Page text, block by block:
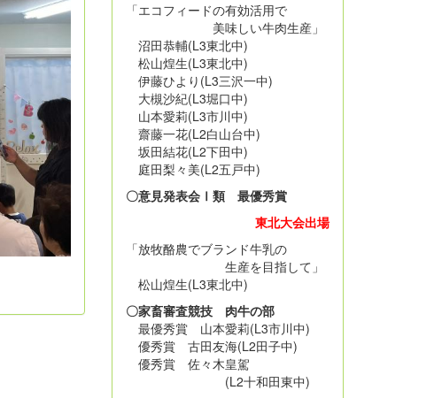
「エコフィードの有効活用で
美味しい牛肉生産」
沼田恭輔(L3東北中)
松山煌生(L3東北中)
伊藤ひより(L3三沢一中)
大槻沙紀(L3堀口中)
山本愛莉(L3市川中)
齋藤一花(L2白山台中)
坂田結花(L2下田中)
庭田梨々美(L2五戸中)
〇意見発表会Ⅰ類 最優秀賞
東北大会出場
「放牧酪農でブランド牛乳の
生産を目指して」
松山煌生(L3東北中)
〇家畜審査競技 肉牛の部
最優秀賞 山本愛莉(L3市川中)
優秀賞 古田友海(L2田子中)
優秀賞 佐々木皇駕
(L2十和田東中)